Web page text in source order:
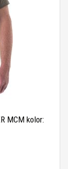
MCM kolor: